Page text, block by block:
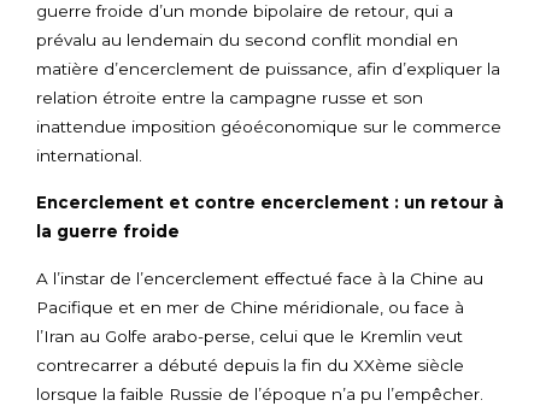
guerre froide d’un monde bipolaire de retour, qui a
prévalu au lendemain du second conflit mondial en
matière d’encerclement de puissance, afin d’expliquer la
relation étroite entre la campagne russe et son
inattendue imposition géoéconomique sur le commerce
international.
Encerclement et contre encerclement : un retour à
la guerre froide
A l’instar de l’encerclement effectué face à la Chine au
Pacifique et en mer de Chine méridionale, ou face à
l’Iran au Golfe arabo-perse, celui que le Kremlin veut
contrecarrer a débuté depuis la fin du XXème siècle
lorsque la faible Russie de l’époque n’a pu l’empêcher.